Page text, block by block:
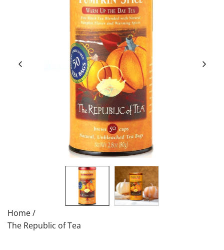
Home/
The Republic of Tea